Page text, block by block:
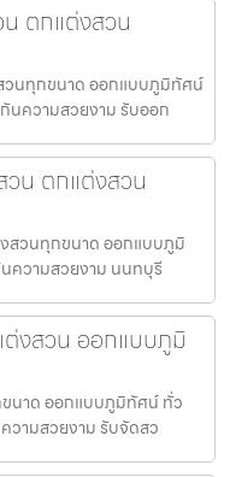
ตกแต่งสวน
วนทุกขนาด ออกแบบภูมิทัศน์
นความสวยงาม รับออก
น ตกแต่งสวน
สวนทุกขนาด ออกแบบภูมิ
ความสวยงาม นนทบุรี
งสวน ออกแบบภูมิ
นาด ออกแบบภูมิทัศน์ ทั่ว
วามสวยงาม รับจัดสว